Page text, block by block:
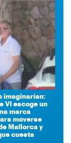
imaginarían:
VI escoge un
marca
moverse
Mallorca y
cuesta